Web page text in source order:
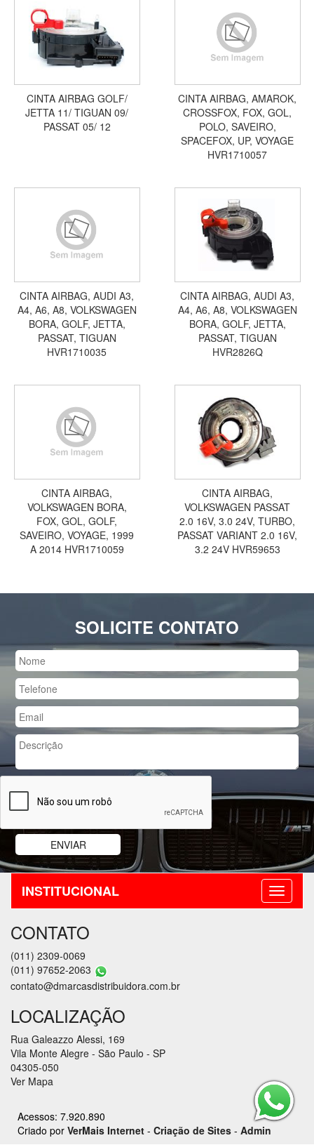
CINTA AIRBAG GOLF/
JETTA 11/ TIGUAN 09/
PASSAT 05/ 12
CINTA AIRBAG, AMAROK,
CROSSFOX, FOX, GOL,
POLO, SAVEIRO,
SPACEFOX, UP, VOYAGE
HVR1710057
CINTA AIRBAG, AUDI A3,
A4, A6, A8, VOLKSWAGEN
BORA, GOLF, JETTA,
PASSAT, TIGUAN
HVR1710035
CINTA AIRBAG, AUDI A3,
A4, A6, A8, VOLKSWAGEN
BORA, GOLF, JETTA,
PASSAT, TIGUAN
HVR2826Q
CINTA AIRBAG,
VOLKSWAGEN BORA,
FOX, GOL, GOLF,
SAVEIRO, VOYAGE, 1999
A 2014 HVR1710059
CINTA AIRBAG,
VOLKSWAGEN PASSAT
2.0 16V, 3.0 24V, TURBO,
PASSAT VARIANT 2.0 16V,
3.2 24V HVR59653
SOLICITE CONTATO
INSTITUCIONAL
CONTATO
(011) 2309-0069
(011) 97652-2063
contato@dmarcasdistribuidora.com.br
LOCALIZAÇÃO
Rua Galeazzo Alessi, 169
Vila Monte Alegre - São Paulo - SP
04305-050
Ver Mapa
Acessos: 7.920.890
Criado por VerMais Internet - Criação de Sites - Admin